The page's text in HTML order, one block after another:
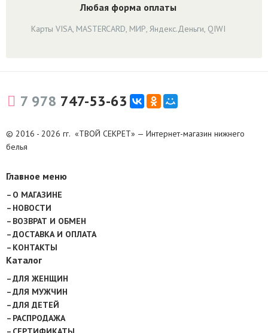
Любая форма оплаты
Карты VISA, MASTERCARD, МИР, Яндекс.Деньги, QIWI
7 978 747-53-63
© 2016 - 2026 гг. «ТВОЙ СЕКРЕТ» — Интернет-магазин нижнего
белья
Главное меню
О МАГАЗИНЕ
НОВОСТИ
ВОЗВРАТ И ОБМЕН
ДОСТАВКА И ОПЛАТА
КОНТАКТЫ
Каталог
ДЛЯ ЖЕНЩИН
ДЛЯ МУЖЧИН
ДЛЯ ДЕТЕЙ
РАСПРОДАЖА